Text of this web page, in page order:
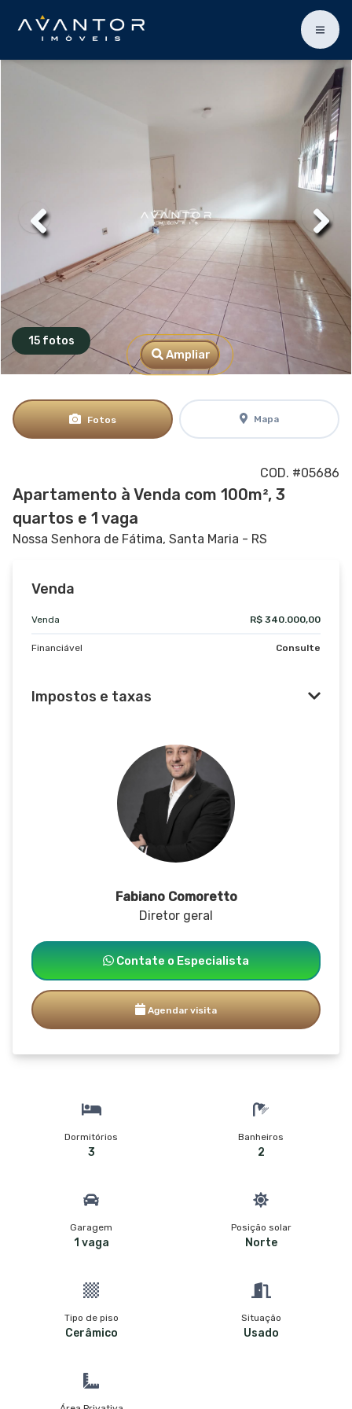
15 fotos
Ampliar
Fotos Mapa
COD. #05686
Apartamento à Venda com 100m², 3
quartos e 1 vaga
Nossa Senhora de Fátima, Santa Maria - RS
Venda
Venda R$ 340.000,00
Financiável Consulte
Impostos e taxas
Fabiano Comoretto
Diretor geral
Contate o Especialista
Agendar visita
Dormitórios
3
Banheiros
2
Garagem
1 vaga
Posição solar
Norte
Tipo de piso
Cerâmico
Situação
Usado